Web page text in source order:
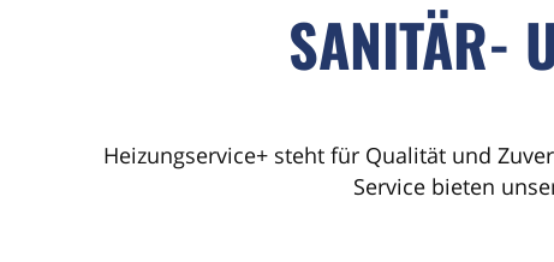
SANITÄR-
Heizungservice+ steht für Qualität und
Service bieten